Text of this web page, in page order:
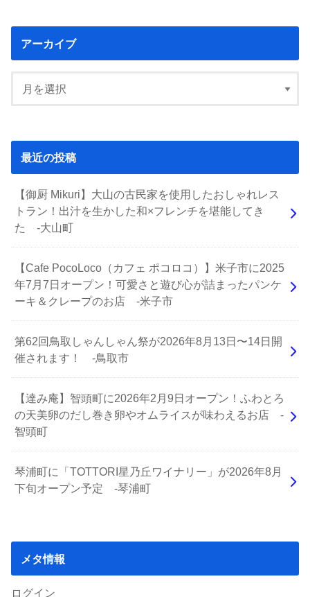
アーカイブ
最近の投稿
【御厨 Mikuri】大山の古民家を使用したおしゃれレス
トラン！出汁を生かした和×フレンチを堪能してき
た -大山町
【Cafe PocoLoco（カフェ ポコロコ）】米子市に2025
年7月7日オープン！可愛さと遊び心が詰まったパンケ
ーキ＆クレープのお店 -米子市
第62回鳥取しゃんしゃん祭が2026年8月13日〜14日開
催されます！ -鳥取市
【達み庵】智頭町に2026年2月9日オープン！ふわとろ
の天美卵のだし巻き卵やオムライスが味わえるお店 -
智頭町
琴浦町に「TOTTORI星乃丘ワイナリー」が2026年8月
下旬オープン予定 -琴浦町
メタ情報
ログイン